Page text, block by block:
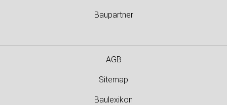
Baupartner
AGB
Sitemap
Baulexikon